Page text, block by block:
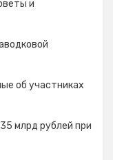
и
об участниках
млрд рублей при